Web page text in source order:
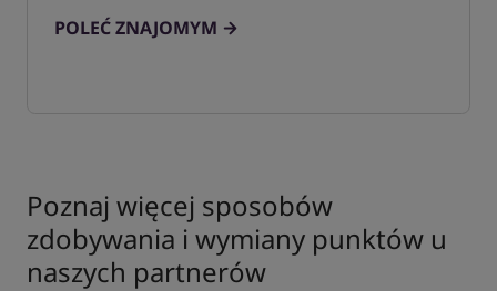
POLEĆ ZNAJOMYM
Poznaj więcej sposobów
zdobywania i wymiany punktów u
naszych partnerów